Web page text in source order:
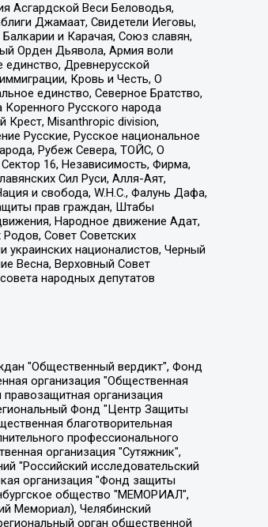
Асгардской Веси Беловодья,
Джамаат, Свидетели Иеговы,
и Карачая, Союз славян,
Орден Дьявола, Армия воли
Древнерусской
Кровь и Честь, О
единство, Северное Братство,
Русского народа
Крест, Misanthropic division,
Русские, Русское национальное
Рубеж Севера, ТОЙС, О
16, Независимость, Фирма,
Сил Руси, Алля-Аят,
и свобода, W.H.С., Фалунь Дафа,
прав граждан, Штабы
Народное движение Адат,
Совет Советских
националистов, Черный
Весна, Верховный Совет
народных депутатов
Борухович Ирина Григорьевна, Дремин Иван Тимофеевич, Дубровский Дмитрий Викторович, Красноярская региональная общественная организация поддержки и развития альтернативных образовательных технологий и межкультурных коммуникаций "ИНТЕРРА", Маяковская Екатерина Алексеевна, Фейгин Марк Захарович, Филимонов Андрей Викторович, Дзугкоева Регина Николаевна, Доброхотов Роман Александрович, Дудь Юрий Александрович, Елкин Сергей Владимирович, Кругликов Кирилл Игоревич, Сабунаева Мария Леонидовна, Семенов Алексей Владимирович, Шаинян Карен Багратович, Шульман Екатерина Михайловна, Асафьев Артур Валерьевич, Вахштайн Виктор Семенович, Венедиктов Алексей Алексеевич, Лушникова Екатерина Евгеньевна, Волков Леонид Михайлович, Невзоров Александр Глебович, Пархоменко Сергей Борисович, Сироткин Ярослав Николаевич, Кара-Мурза Владимир Владимирович, Баранова Наталья Владимировна, Гозман Леонид Яковлевич, Кагарлицкий Борис Юльевич, Климарев Михаил Валерьевич, Милов Владимир Станиславович, Автономная некоммерческая организация Краснодарский центр современного искусства "Типография", Моргенштерн Алишер Тагирович, Соболь Любовь Эдуардовна, Общество с ограниченной ответственностью "ЛИЗА НОРМ", Каспаров Гарри Кимович, Ходорковский Михаил Борисович, Общество с ограниченной ответственностью "Апрельские тезисы", Данилович Ирина Брониславовна, Кашин Олег Владимирович, Петров Николай Владимирович, Пивоваров Алексей Владимирович, Соколов Михаил Владимирович, Цветкова Юлия Владимировна, Чичваркин Евгений Александрович, Комитет против пыток/Команда против пыток, Общество с ограниченной ответственностью "Первый научный", Общество с ограниченной ответственностью "Вертолет и ко", Белоцерковская Вероника Борисовна, Кац Максим Евгеньевич, Лазарева Татьяна Юрьевна, Шаведдинов Руслан Табризович, Яшин Илья Валерьевич, Общество с ограниченной ответственностью "Иноагент ААВ", Алешковский Дмитрий Петрович, Альбац Евгения Марковна, Быков Дмитрий Львович, Галямина Юлия Евгеньевна, Лойко Сергей Леонидович, Мартынов Кирилл Константинович, Медведев Сергей Александрович, Крашенинников Федор Геннадиевич, Гордеева Катерина Вл